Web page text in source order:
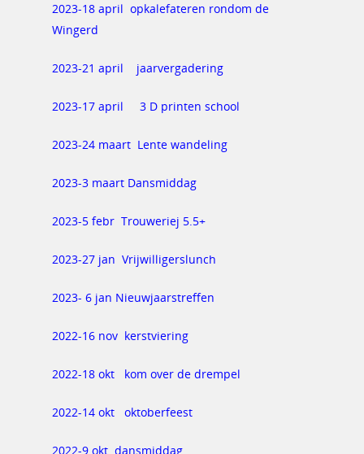
2023-18 april opkalefateren rondom de
Wingerd
2023-21 april jaarvergadering
2023-17 april 3 D printen school
2023-24 maart Lente wandeling
2023-3 maart Dansmiddag
2023-5 febr Trouweriej 5.5+
2023-27 jan Vrijwilligerslunch
2023- 6 jan Nieuwjaarstreffen
2022-16 nov kerstviering
2022-18 okt kom over de drempel
2022-14 okt oktoberfeest
2022-9 okt dansmiddag
Bezorgers KBO